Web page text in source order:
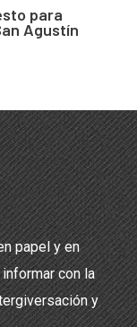
para
Agustín
papel y en
con la
y